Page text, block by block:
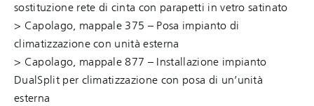
sostituzione rete di cinta con parapetti in vetro satinato
> Capolago, mappale 375 – Posa impianto di
climatizzazione con unità esterna
> Capolago, mappale 877 – Installazione impianto
DualSplit per climatizzazione con posa di un’unità
esterna